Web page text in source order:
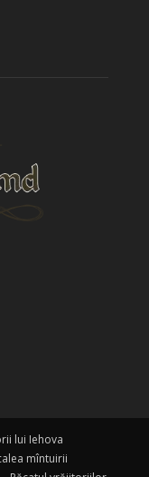
lui Iehova
mîntuirii